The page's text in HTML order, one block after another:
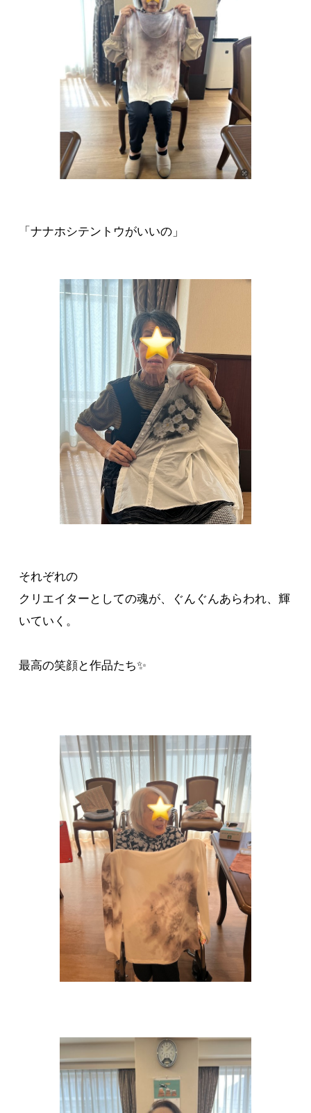
「ナナホシテントウがいいの」
それぞれの
クリエイターとしての魂が、ぐんぐんあらわれ、輝
いていく。
最高の笑顔と作品たち✨